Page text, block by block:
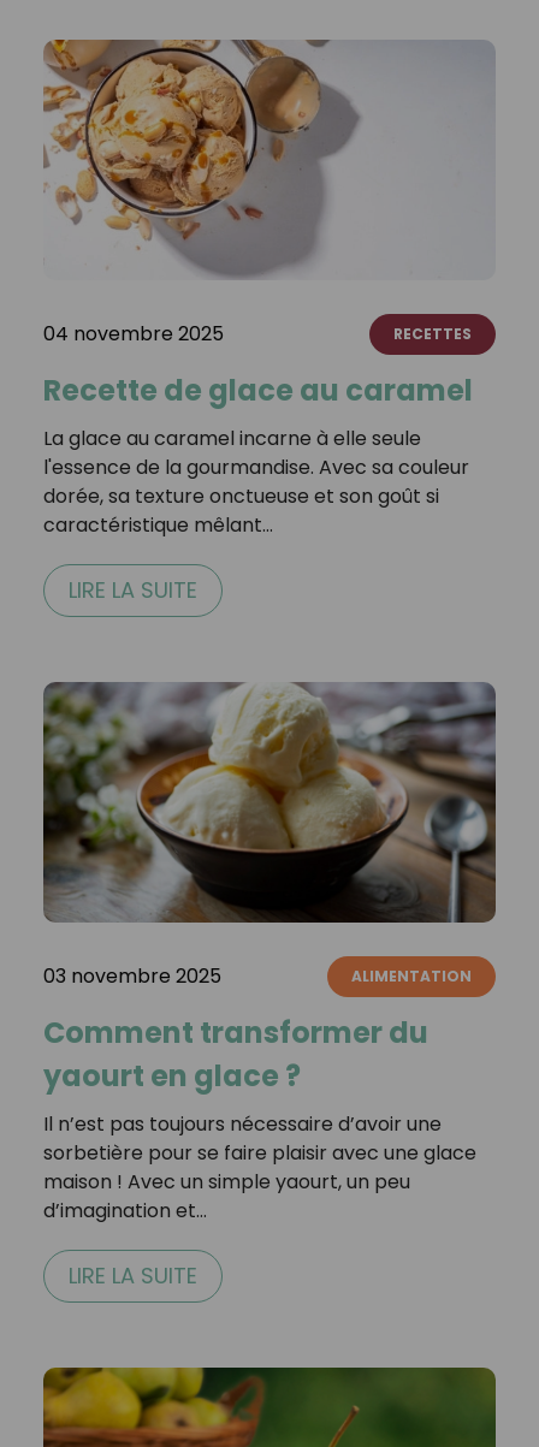
04 novembre 2025 RECETTES
Recette de glace au caramel
La glace au caramel incarne à elle seule
l'essence de la gourmandise. Avec sa couleur
dorée, sa texture onctueuse et son goût si
caractéristique mêlant…
LIRE LA SUITE
03 novembre 2025 ALIMENTATION
Comment transformer du
yaourt en glace ?
Il n’est pas toujours nécessaire d’avoir une
sorbetière pour se faire plaisir avec une glace
maison ! Avec un simple yaourt, un peu
d’imagination et…
LIRE LA SUITE